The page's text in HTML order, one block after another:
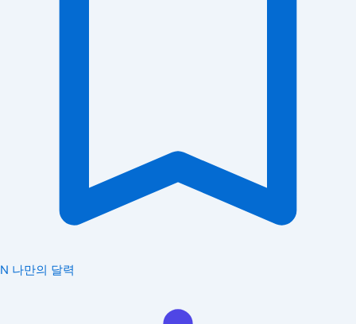
N 나만의 달력